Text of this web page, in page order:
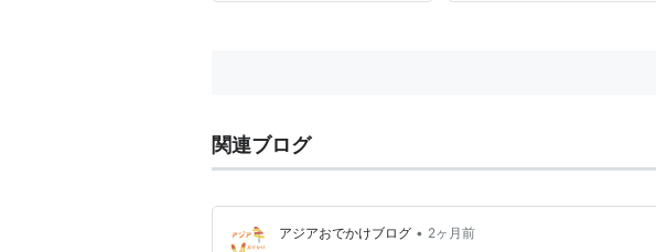
関連ブログ
アジアおでかけブログ • 2ヶ月前